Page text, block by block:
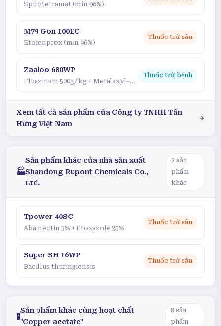
Spirotetramat (min 96%)
M79 Gon 100EC
Etofenprox (min 96%)
Thuốc trừ sâu
Zaaloo 680WP
Fluazinam 500g/kg + Metalaxyl-M 180g/kg
Thuốc trừ bệnh
Xem tất cả sản phẩm của Công ty TNHH Tấn
Hưng Việt Nam
🏭
Sản phẩm khác của nhà sản xuất
Shandong Rupont Chemicals Co.,
Ltd.
2 sản
phẩm
khác
Tpower 40SC
Abamectin 5% + Etoxazole 35%
Thuốc trừ sâu
Super SH 16WP
Bacillus thuringiensis
Thuốc trừ sâu
🧪
Sản phẩm khác cùng hoạt chất
"Copper acetate"
8 sản
phẩm